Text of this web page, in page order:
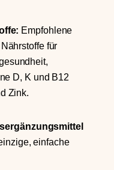
Empfohlene
für
D, K und B12
Zink.
einfache